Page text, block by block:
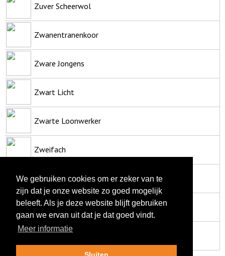
Zuver Scheerwol
Zwanentranenkoor
Zware Jongens
Zwart Licht
Zwarte Loonwerker
Zweifach
Zwiekoteboebo
Zwolse Zorg Zangers
zZz
We gebruiken cookies om er zeker van te
zijn dat je onze website zo goed mogelijk
beleeft. Als je deze website blijft gebruiken
gaan we ervan uit dat je dat goed vindt.
Meer informatie